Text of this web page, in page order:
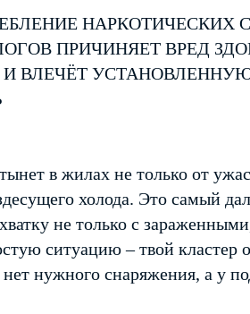
НАРКОТИЧЕСКИХ
ПРИЧИНЯЕТ ВРЕД
ВЛЕЧЁТ
в жилах не только от
холода. Это самый
не только с
ситуацию – твой кластер
нет нужного снаряжения, а у